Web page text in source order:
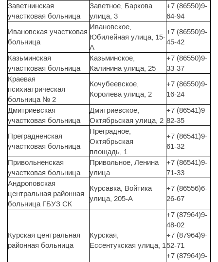
Заветнинская
участковая больница
Заветное, Баркова
улица, 3
+7 (86550)9-
64-94
Ивановская участковая
больница
Ивановское,
Юбилейная улица, 15-
А
+7 (86550)9-
45-42
Казьминская
участковая больница
Казьминское,
Калинина улица, 25
+7 (86550)9-
33-37
Краевая
психиатрическая
больница № 2
Кочубеевское,
Королева улица, 2
+7 (86550)9-
16-24
Дмитриевская
участковая больница
Дмитриевское,
Октябрьская улица, 2
+7 (86541)9-
82-35
Преградненская
участковая больница
Преградное,
Октябрьская
площадь, 1
+7 (86541)9-
61-32
Привольненская
участковая больница
Привольное, Ленина
улица
+7 (86541)9-
71-33
Андроповская
центральная районная
больница ГБУЗ СК
Курсавка, Войтика
улица, 205-А
+7 (86556)6-
26-67
Курская центральная
районная больница
Курская,
Ессентукская улица, 1
+7 (87964)9-
48-02
+7 (87964)9-
52-71
+7 (87964)9-